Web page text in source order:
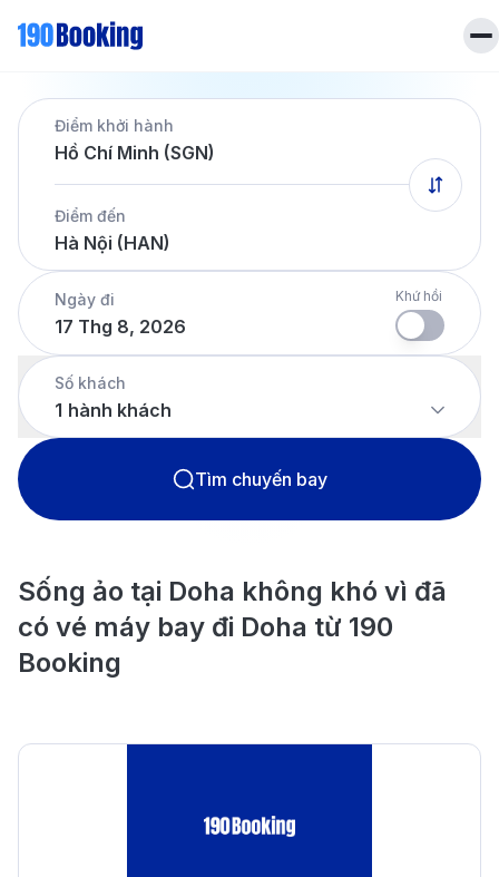
Trang chủ
Vé máy bay
Dịch vụ
Khách sạn
Tin tứcLiên hệ
Hotline
028 7303 6167
Tiếng Việt
Điểm khởi hành
Hồ Chí Minh (SGN)
Điểm đến
Hà Nội (HAN)
Ngày đi
17 Thg 8, 2026
Khứ hồi
Số khách
1 hành khách
Tìm chuyến bay
Sống ảo tại Doha không khó vì đã
có vé máy bay đi Doha từ 190
Booking